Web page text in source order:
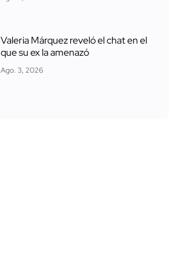
Valeria Márquez reveló el chat en el
que su ex la amenazó
Ago. 3, 2026